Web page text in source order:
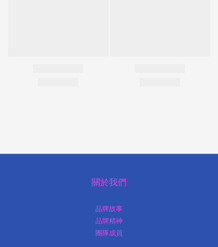
關於我們
品牌故事
品牌精神
團隊成員